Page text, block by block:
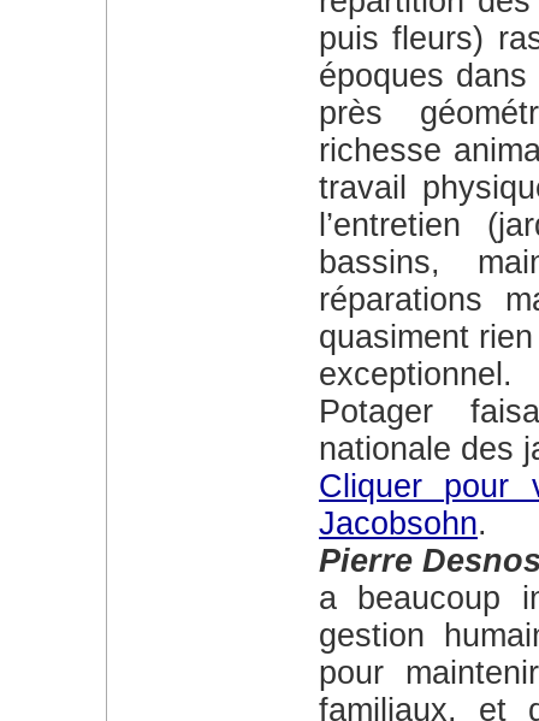
puis fleurs)
époques
près
richesse
travail
l’entretien
bassins,
réparations
quasiment
Potager
nationale des
Cliquer pour
Jacobsohn.
Pierre
a beaucoup insisté sur la nécessité de la
gestion
pour
familiaux, et